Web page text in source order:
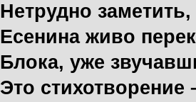
Нетрудно
Есенина живо
Блока, уже
Это стихотворение